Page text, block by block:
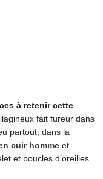
à retenir cette
fait fureur dans
partout, dans la
cuir homme et
et boucles d’oreilles